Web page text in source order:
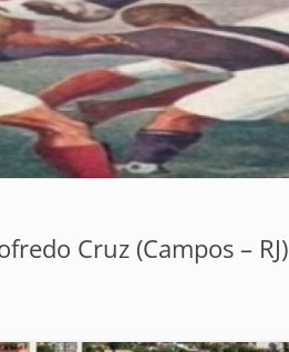
Cruz (Campos – RJ)